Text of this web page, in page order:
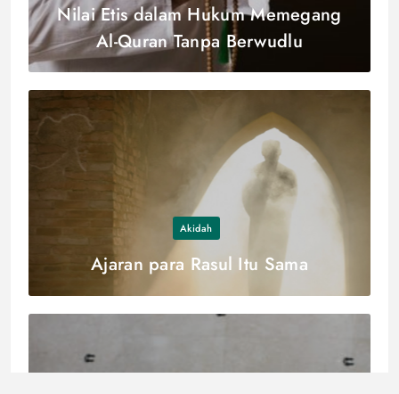
Nilai Etis dalam Hukum Memegang
Al-Quran Tanpa Berwudlu
Akidah
Ajaran para Rasul Itu Sama